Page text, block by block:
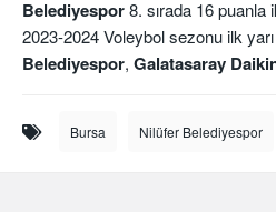
Belediyespor8. sırada 16 puanla
2023-2024 Voleybol sezonu ilk
Belediyespor, Galatasaray
Bursa Nilüfer Belediyespor